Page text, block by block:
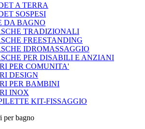
A TERRA
SOSPESI
DA BAGNO
TRADIZIONALI
FREESTANDING
IDROMASSAGGIO
PER DISABILI E ANZIANI
PER COMUNITA'
DESIGN
PER BAMBINI
INOX
KIT-FISSAGGIO